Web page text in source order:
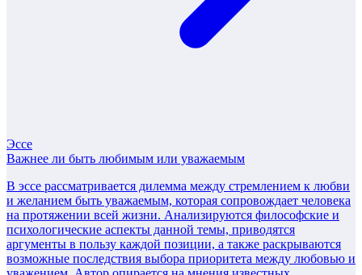
Эссе
Важнее ли быть любимым или уважаемым
В эссе рассматривается дилемма между стремлением к любви
и желанием быть уважаемым, которая сопровождает человека
на протяжении всей жизни. Анализируются философские и
психологические аспекты данной темы, приводятся
аргументы в пользу каждой позиции, а также раскрываются
возможные последствия выбора приоритета между любовью и